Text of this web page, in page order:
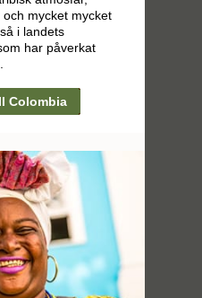
mycket mycket
i landets
har påverkat
Colombia